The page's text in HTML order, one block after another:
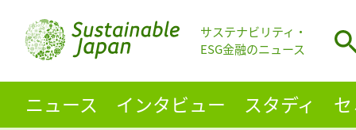
サステナビリティ・
ESG金融のニュース
ニュース インタビュー スタディ